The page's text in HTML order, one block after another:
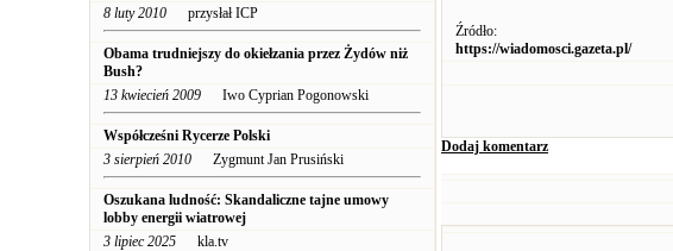
8 luty 2010 przysłał ICP
Obama trudniejszy do okiełzania przez Żydów niż
Bush?
13 kwiecień 2009 Iwo Cyprian Pogonowski
Współcześni Rycerze Polski
3 sierpień 2010 Zygmunt Jan Prusiński
Oszukana ludność: Skandaliczne tajne umowy
lobby energii wiatrowej
3 lipiec 2025 kla.tv
Źródło:
https://wiadomosci.gazeta.pl/
Dodaj komentarz